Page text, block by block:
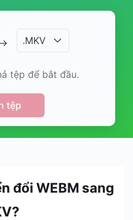
→ .MKV
tệp để bắt đầu.
tệp
đổi WEBM sang